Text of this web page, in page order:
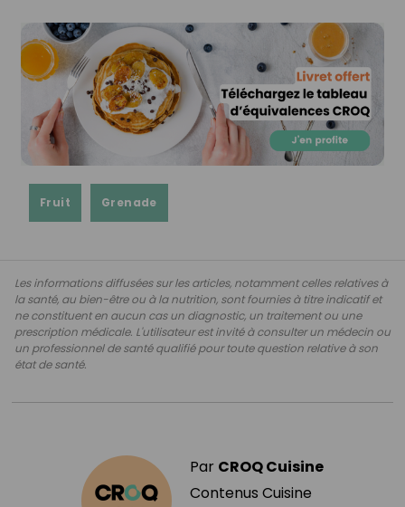
Fruit Grenade
Les informations diffusées sur les articles, notamment celles relatives à
la santé, au bien-être ou à la nutrition, sont fournies à titre indicatif et
ne constituent en aucun cas un diagnostic, un traitement ou une
prescription médicale. L'utilisateur est invité à consulter un médecin ou
un professionnel de santé qualifié pour toute question relative à son
état de santé.
Par CROQ Cuisine
Contenus Cuisine